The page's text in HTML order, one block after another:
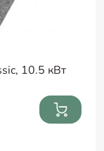
10.5 кВт